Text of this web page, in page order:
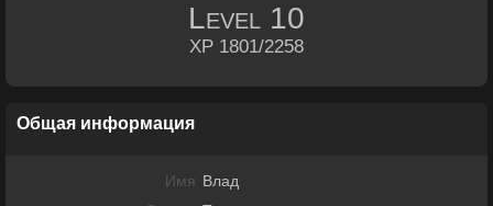
Level 10
XP 1801/2258
Общая информация
Имя Влад